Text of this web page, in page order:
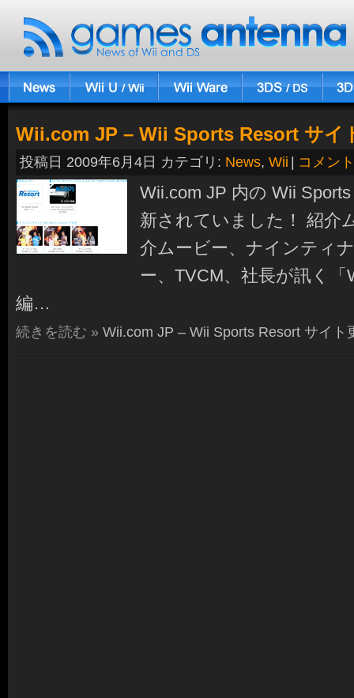
Wii.com JP – Wii Sports Resort サイ
投稿日 2009年6月4日 カテゴリ: News, Wii コメン
Wii.com JP 内の Wii
新されていました！ 紹介
介ムービー、ナインティ
ー、TVCM、社長が訊く「
編…
続きを読む » Wii.com JP – Wii Sports Resort サイト